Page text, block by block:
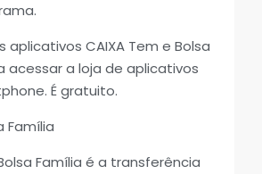
aplicativos CAIXA Tem e Bolsa
acessar a loja de aplicativos
É gratuito.
Família
Família é a transferência